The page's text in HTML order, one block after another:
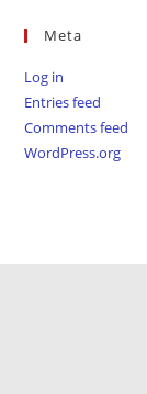
Meta
Log in
Entries feed
Comments feed
WordPress.org